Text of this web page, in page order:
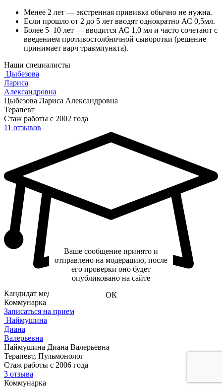
Менее 2 лет — экстренная прививка обычно не нужна.
Если прошло от 2 до 5 лет вводят однократно АС 0,5мл.
Более 5–10 лет — вводится АС 1,0 мл и часто сочетают с
введением противостолбнячной сыворотки (решение
принимает варч травмпункта).
Наши специалисты
Цыбезова
Лариса
Александровна
Цыбезова Лариса Александровна
Терапевт
Стаж работы с 2002 года
11 отзывов
Кандидат медицинских наук
Коммунарка
Записаться на прием
Наймушина
Диана
Валерьевна
Наймушина Диана Валерьевна
Терапевт, Пульмонолог
Стаж работы с 2006 года
3 отзыва
Коммунарка
Ваше сообщение принято и
отправлено на модерацию, после
его проверки оно будет
опубликовано на сайте
ОК